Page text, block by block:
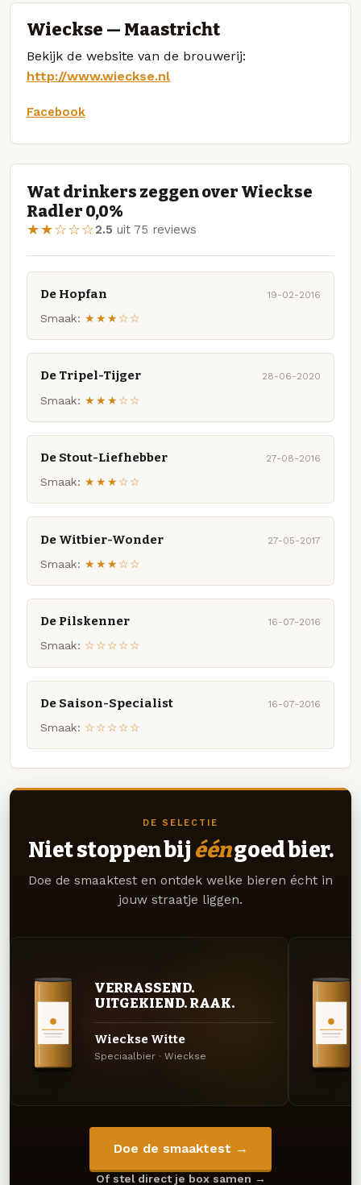
Wieckse — Maastricht
Bekijk de website van de brouwerij:
http://www.wieckse.nl
Facebook
Wat drinkers zeggen over Wieckse
Radler 0,0%
★★☆☆☆2.5 uit 75 reviews
De Hopfan 19-02-2016
Smaak: ★★★☆☆
De Tripel-Tijger 28-06-2020
Smaak: ★★★☆☆
De Stout-Liefhebber 27-08-2016
Smaak: ★★★☆☆
De Witbier-Wonder 27-05-2017
Smaak: ★★★☆☆
De Pilskenner 16-07-2016
Smaak: ☆☆☆☆☆
De Saison-Specialist 16-07-2016
Smaak: ☆☆☆☆☆
DE SELECTIE
Niet stoppen bij ééngoed bier.
Doe de smaaktest en ontdek welke bieren écht in
jouw straatje liggen.
VERRASSEND.
UITGEKIEND. RAAK.
Wieckse Witte
Speciaalbier · Wieckse
Doe de smaaktest →
Of stel direct je box samen →